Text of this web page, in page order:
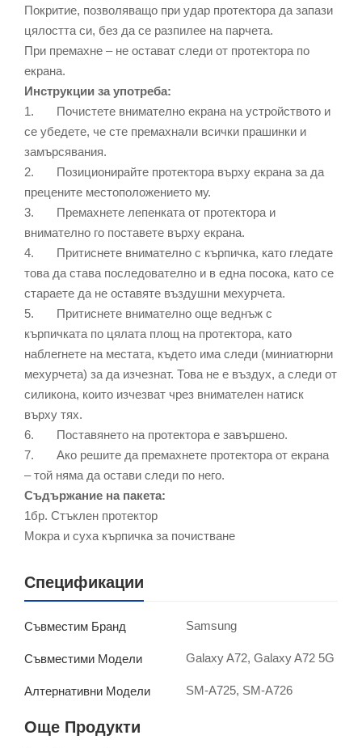
Покритие, позволяващо при удар протектора да запази
цялостта си, без да се разпилее на парчета.
При премахне – не остават следи от протектора по
екрана.
Инструкции за употреба:
1. Почистете внимателно екрана на устройството и
се убедете, че сте премахнали всички прашинки и
замърсявания.
2. Позиционирайте протектора върху екрана за да
прецените местоположението му.
3. Премахнете лепенката от протектора и
внимателно го поставете върху екрана.
4. Притиснете внимателно с кърпичка, като гледате
това да става последователно и в една посока, като се
стараете да не оставяте въздушни мехурчета.
5. Притиснете внимателно още веднъж с
кърпичката по цялата площ на протектора, като
наблегнете на местата, където има следи (миниатюрни
мехурчета) за да изчезнат. Това не е въздух, а следи от
силикона, които изчезват чрез внимателен натиск
върху тях.
6. Поставянето на протектора е завършено.
7. Ако решите да премахнете протектора от екрана
– той няма да остави следи по него.
Съдържание на пакета:
1бр. Стъклен протектор
Мокра и суха кърпичка за почистване
Спецификации
Съвместим Бранд Samsung
Съвместими Модели Galaxy A72, Galaxy A72 5G
Алтернативни Модели SM-A725, SM-A726
Още Продукти